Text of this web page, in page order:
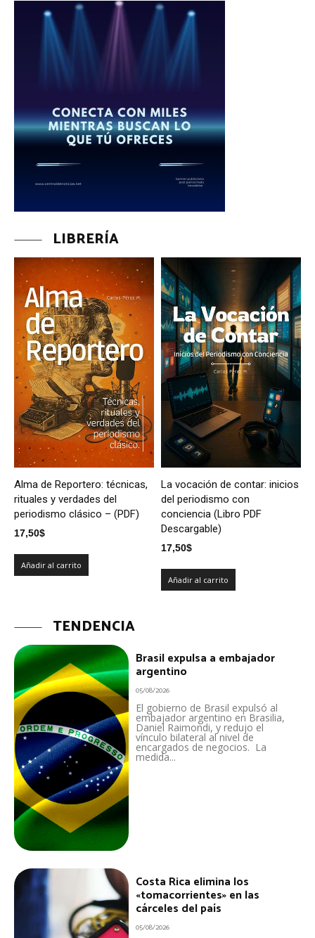
LIBRERÍA
Alma de Reportero: técnicas,
rituales y verdades del
periodismo clásico – (PDF)
17,50$
Añadir al carrito
La vocación de contar: inicios
del periodismo con
conciencia (Libro PDF
Descargable)
17,50$
Añadir al carrito
TENDENCIA
Brasil expulsa a embajador
argentino
05/08/2026
El gobierno de Brasil expulsó al
embajador argentino en Brasilia,
Daniel Raimondi, y redujo el
vínculo bilateral al nivel de
encargados de negocios. La
medida...
Costa Rica elimina los
«tomacorrientes» en las
cárceles del país
05/08/2026